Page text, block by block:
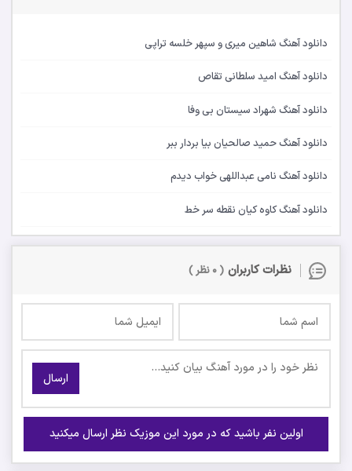
دانلود آهنگ شاهین میری و سپهر خلسه تراپی
دانلود آهنگ امید سلطانی تقاص
دانلود آهنگ شهراد سیستان بی وفا
دانلود آهنگ حمید صالحیان بیا بردار ببر
دانلود آهنگ نامی عبداللهی خواب دیدم
دانلود آهنگ کاوه کیان نقطه سر خط
نظرات کاربران ( ۰ نظر )
ارسال
اولین نفر باشید که در مورد این موزیک نظر ارسال میکنید